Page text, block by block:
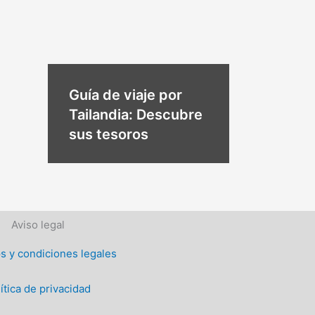
Guía de viaje por
Tailandia: Descubre
sus tesoros
Aviso legal
y condiciones legales
de privacidad